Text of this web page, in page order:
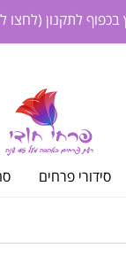
לתקנון (לחצו
סידורי פרחים